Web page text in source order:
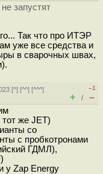
запустят
Так что про ИТЭР
уже все средства и
в сварочных швах,
[^] [^^] [^^^]
–1
+ / –
же JET)
со
с пробкотронами
ГДМЛ),
у Zap Energy